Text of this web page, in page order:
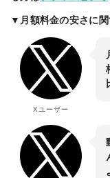
▼月額料金の安さに関
Xユーザー